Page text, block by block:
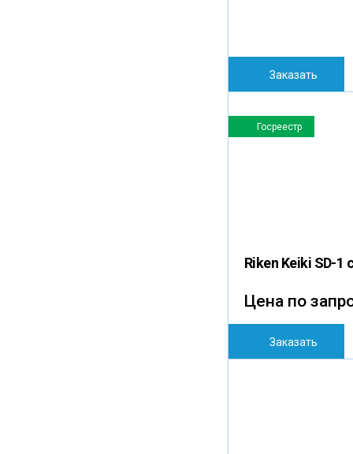
Заказать
Госреестр
Riken Keiki SD-1
Цена по
Заказать